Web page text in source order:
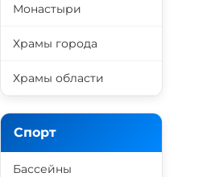
Монастыри
Храмы города
Храмы области
Спорт
Бассейны